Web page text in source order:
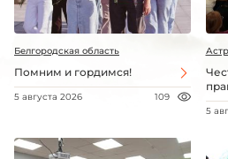
Белгородская область
Помним и гордимся!
5 августа 2026 109
5